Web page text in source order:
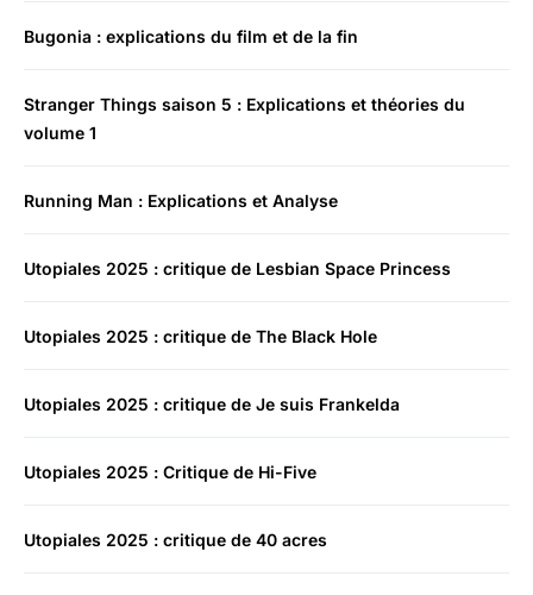
Bugonia : explications du film et de la fin
Stranger Things saison 5 : Explications et théories du
volume 1
Running Man : Explications et Analyse
Utopiales 2025 : critique de Lesbian Space Princess
Utopiales 2025 : critique de The Black Hole
Utopiales 2025 : critique de Je suis Frankelda
Utopiales 2025 : Critique de Hi-Five
Utopiales 2025 : critique de 40 acres